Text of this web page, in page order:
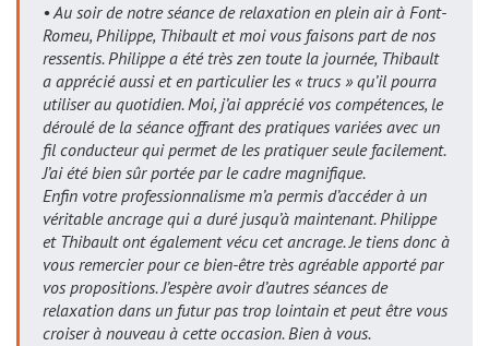
• Au soir de notre séance de relaxation en plein air à Font-
Romeu, Philippe, Thibault et moi vous faisons part de nos
ressentis. Philippe a été très zen toute la journée, Thibault
a apprécié aussi et en particulier les « trucs » qu’il pourra
utiliser au quotidien. Moi, j’ai apprécié vos compétences, le
déroulé de la séance offrant des pratiques variées avec un
fil conducteur qui permet de les pratiquer seule facilement.
J’ai été bien sûr portée par le cadre magnifique.
Enfin votre professionnalisme m’a permis d’accéder à un
véritable ancrage qui a duré jusqu’à maintenant. Philippe
et Thibault ont également vécu cet ancrage. Je tiens donc à
vous remercier pour ce bien-être très agréable apporté par
vos propositions. J’espère avoir d’autres séances de
relaxation dans un futur pas trop lointain et peut être vous
croiser à nouveau à cette occasion. Bien à vous.